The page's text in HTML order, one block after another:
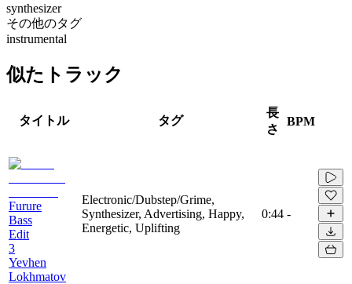
synthesizer
その他のタグ
instrumental
似たトラック
タイトル タグ
長
さ
BPM
Furure
Bass
Edit
3
Yevhen
Lokhmatov
Electronic/Dubstep/Grime,
Synthesizer, Advertising, Happy,
Energetic, Uplifting
0:44 -